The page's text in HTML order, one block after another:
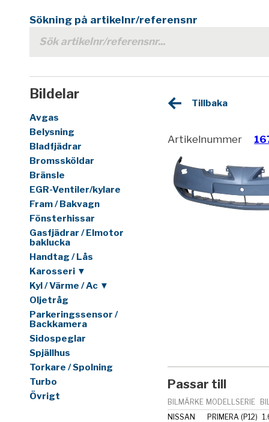
Sökning på artikelnr/referensnr
Bildelar
Avgas
Belysning
Bladfjädrar
Bromssköldar
Bränsle
EGR-Ventiler/kylare
Fram / Bakvagn
Fönsterhissar
Gasfjädrar / Elmotor
baklucka
Handtag / Lås
Karosseri ▼
Kyl / Värme / Ac ▼
Oljetråg
Parkeringssensor /
Backkamera
Sidospeglar
Spjällhus
Torkare / Spolning
Turbo
Övrigt
Tillbaka
Artikelnummer
Passar till
BILMÄRKE MODELLSERIE
NISSAN
PRIMERA (P12)